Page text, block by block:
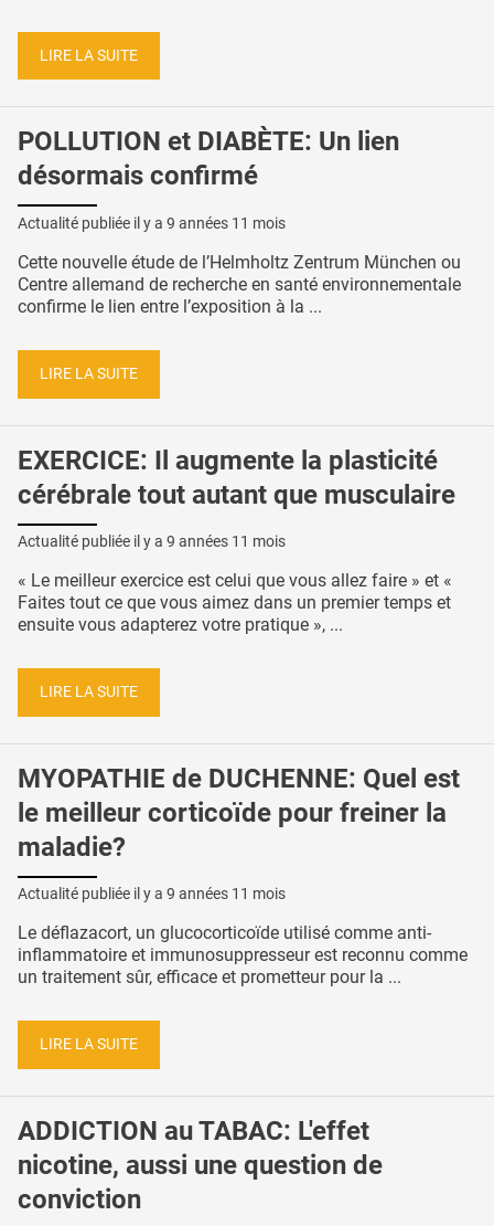
LIRE LA SUITE
POLLUTION et DIABÈTE: Un lien
désormais confirmé
Actualité publiée il y a 9 années 11 mois
Cette nouvelle étude de l’Helmholtz Zentrum München ou
Centre allemand de recherche en santé environnementale
confirme le lien entre l’exposition à la ...
LIRE LA SUITE
EXERCICE: Il augmente la plasticité
cérébrale tout autant que musculaire
Actualité publiée il y a 9 années 11 mois
« Le meilleur exercice est celui que vous allez faire » et «
Faites tout ce que vous aimez dans un premier temps et
ensuite vous adapterez votre pratique », ...
LIRE LA SUITE
MYOPATHIE de DUCHENNE: Quel est
le meilleur corticoïde pour freiner la
maladie?
Actualité publiée il y a 9 années 11 mois
Le déflazacort, un glucocorticoïde utilisé comme anti-
inflammatoire et immunosuppresseur est reconnu comme
un traitement sûr, efficace et prometteur pour la ...
LIRE LA SUITE
ADDICTION au TABAC: L'effet
nicotine, aussi une question de
conviction